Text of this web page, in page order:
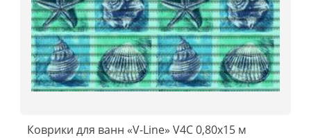
Коврики для ванн «V-Line» V4C 0,80x15 м